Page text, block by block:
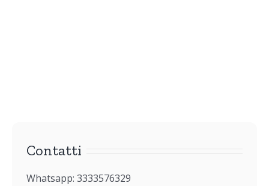
Contatti
Whatsapp: 3333576329